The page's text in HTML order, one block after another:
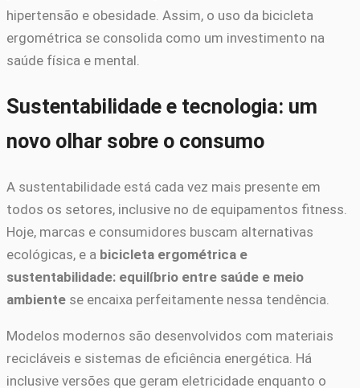
hipertensão e obesidade. Assim, o uso da bicicleta
ergométrica se consolida como um investimento na
saúde física e mental.
Sustentabilidade e tecnologia: um
novo olhar sobre o consumo
A sustentabilidade está cada vez mais presente em
todos os setores, inclusive no de equipamentos fitness.
Hoje, marcas e consumidores buscam alternativas
ecológicas, e a bicicleta ergométrica e
sustentabilidade: equilíbrio entre saúde e meio
ambiente se encaixa perfeitamente nessa tendência.
Modelos modernos são desenvolvidos com materiais
recicláveis e sistemas de eficiência energética. Há
inclusive versões que geram eletricidade enquanto o